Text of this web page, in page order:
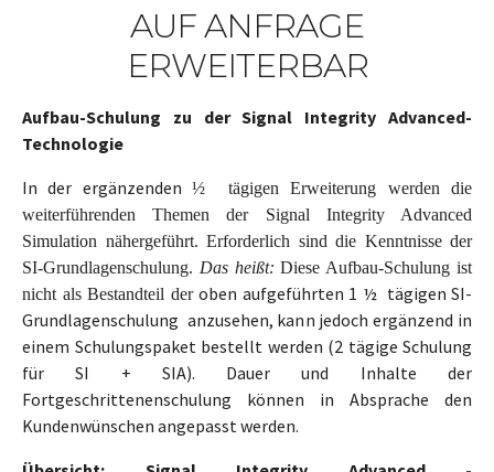
AUF ANFRAGE
ERWEITERBAR
Aufbau-Schulung zu der Signal Integrity Advanced-
Technologie
In der ergänzenden½ tägigen Erweiterung werden die
weiterführenden Themen der Signal Integrity Advanced
Simulation nähergeführt. Erforderlich sind die Kenntnisse der
SI-Grundlagenschulung. Das heißt:Diese Aufbau-Schulung ist
nicht als Bestandteil der oben aufgeführten 1 ½ tägigen SI-
Grundlagenschulung anzusehen, kann jedoch ergänzend in
einem Schulungspaket bestellt werden (2 tägige Schulung
für SI + SIA). Dauer und Inhalte der
Fortgeschrittenenschulung können in Absprache den
Kundenwünschen angepasst werden.